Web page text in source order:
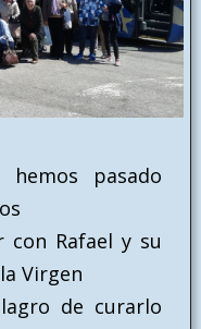
pasado
Rafael y su
Virgen
de curarlo